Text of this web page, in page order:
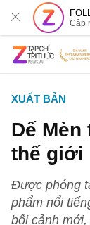
Cập
XUẤT BẢN
Dế
thế giới
Được phóng
phẩm nổi
bối cảnh